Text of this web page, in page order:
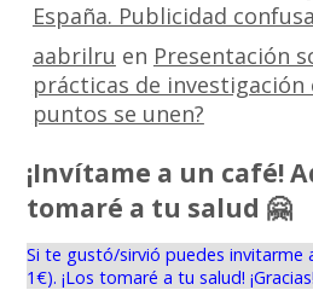
España. Publicidad
aabrilru en Presentación
prácticas de investigación
puntos se unen?
¡Invítame a un café!
tomaré a tu salud 🤗
Si te gustó/sirvió puedes invitarme
1€). ¡Los tomaré a tu salud! ¡Gracias!